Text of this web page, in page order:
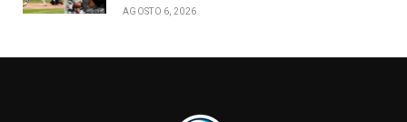
AGOSTO 6, 2026